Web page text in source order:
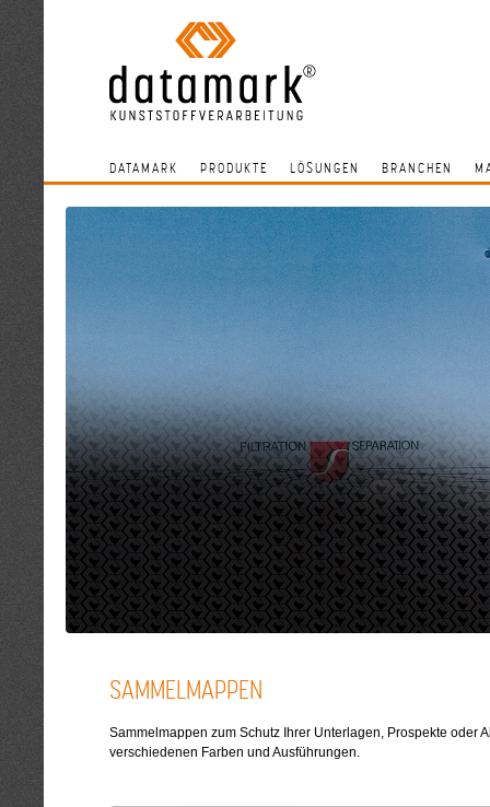
DATAMARK PRODUKTE LÖSUNGEN BRANCHEN
SAMMELMAPPEN
Sammelmappen zum Schutz Ihrer Unterlagen, Prospekte oder
verschiedenen Farben und Ausführungen.